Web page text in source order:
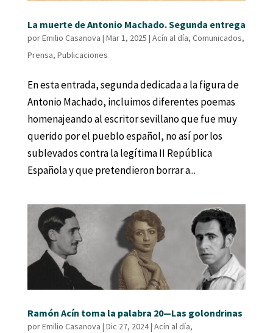
La muerte de Antonio Machado. Segunda entrega
porEmilio Casanova | Mar 1, 2025 | Acín al día, Comunicados,
Prensa, Publicaciones
En esta entrada, segunda dedicada a la figura de
Antonio Machado, incluimos diferentes poemas
homenajeando al escritor sevillano que fue muy
querido por el pueblo español, no así por los
sublevados contra la legítima II República
Española y que pretendieron borrar a...
Ramón Acín toma la palabra 20—Las golondrinas
porEmilio Casanova | Dic 27, 2024| Acín al día,